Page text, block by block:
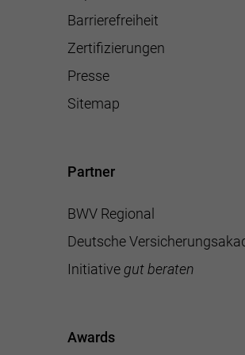
Barrierefreiheit
Zertifizierungen
Presse
Sitemap
Partner
BWV Regional
Deutsche
Initiative gut beraten
Awards